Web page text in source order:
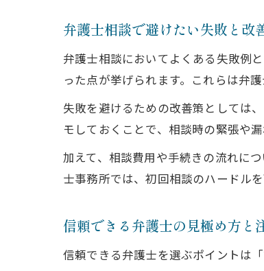
弁護士相談で避けたい失敗と改
弁護士相談においてよくある失敗例
った点が挙げられます。これらは弁
失敗を避けるための改善策としては
モしておくことで、相談時の緊張や
加えて、相談費用や手続きの流れに
士事務所では、初回相談のハードル
信頼できる弁護士の見極め方と
信頼できる弁護士を選ぶポイントは